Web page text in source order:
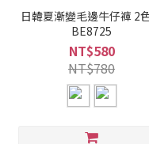
日韓夏漸變毛邊牛仔褲 2
BE8725
NT$580
NT$780